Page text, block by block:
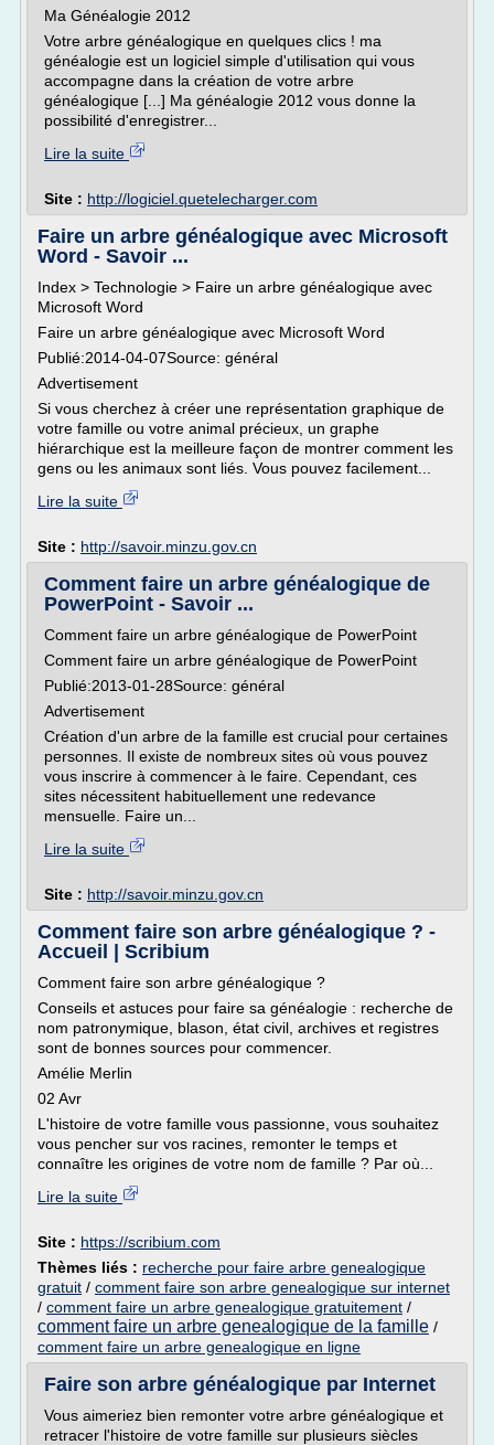
Ma Généalogie 2012
Votre arbre généalogique en quelques clics ! ma
généalogie est un logiciel simple d'utilisation qui vous
accompagne dans la création de votre arbre
généalogique [...] Ma généalogie 2012 vous donne la
possibilité d'enregistrer...
Lire la suite
Site : http://logiciel.quetelecharger.com
Faire un arbre généalogique avec Microsoft
Word - Savoir ...
Index > Technologie > Faire un arbre généalogique avec
Microsoft Word
Faire un arbre généalogique avec Microsoft Word
Publié:2014-04-07Source: général
Advertisement
Si vous cherchez à créer une représentation graphique de
votre famille ou votre animal précieux, un graphe
hiérarchique est la meilleure façon de montrer comment les
gens ou les animaux sont liés. Vous pouvez facilement...
Lire la suite
Site : http://savoir.minzu.gov.cn
Comment faire un arbre généalogique de
PowerPoint - Savoir ...
Comment faire un arbre généalogique de PowerPoint
Comment faire un arbre généalogique de PowerPoint
Publié:2013-01-28Source: général
Advertisement
Création d'un arbre de la famille est crucial pour certaines
personnes. Il existe de nombreux sites où vous pouvez
vous inscrire à commencer à le faire. Cependant, ces
sites nécessitent habituellement une redevance
mensuelle. Faire un...
Lire la suite
Site : http://savoir.minzu.gov.cn
Comment faire son arbre généalogique ? -
Accueil | Scribium
Comment faire son arbre généalogique ?
Conseils et astuces pour faire sa généalogie : recherche de
nom patronymique, blason, état civil, archives et registres
sont de bonnes sources pour commencer.
Amélie Merlin
02 Avr
L'histoire de votre famille vous passionne, vous souhaitez
vous pencher sur vos racines, remonter le temps et
connaître les origines de votre nom de famille ? Par où...
Lire la suite
Site : https://scribium.com
Thèmes liés : recherche pour faire arbre genealogique
gratuit / comment faire son arbre genealogique sur internet
/ comment faire un arbre genealogique gratuitement /
comment faire un arbre genealogique de la famille /
comment faire un arbre genealogique en ligne
Faire son arbre généalogique par Internet
Vous aimeriez bien remonter votre arbre généalogique et
retracer l'histoire de votre famille sur plusieurs siècles